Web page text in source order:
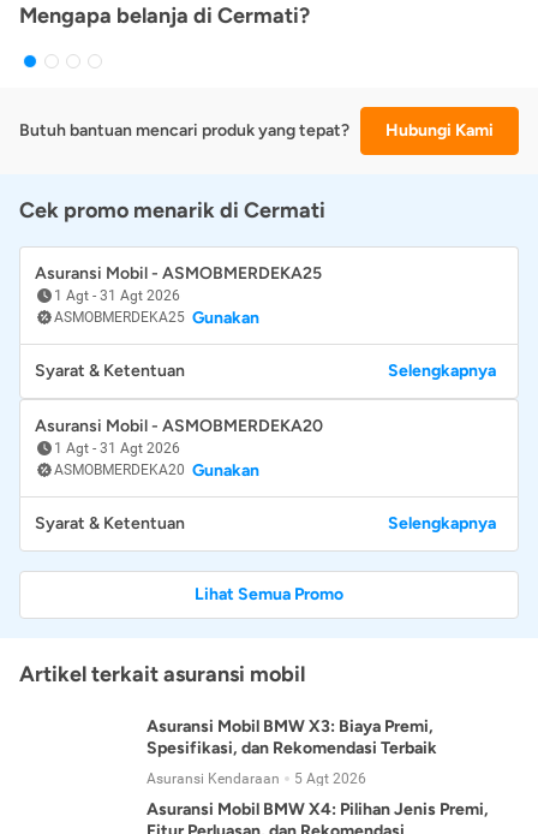
Mengapa belanja di Cermati?
Butuh bantuan mencari produk yang tepat? Hubungi Kami
Cek promo menarik di Cermati
Asuransi Mobil - ASMOBMERDEKA25
1 Agt - 31 Agt 2026
ASMOBMERDEKA25 Gunakan
Syarat & Ketentuan Selengkapnya
Asuransi Mobil - ASMOBMERDEKA20
1 Agt - 31 Agt 2026
ASMOBMERDEKA20 Gunakan
Syarat & Ketentuan Selengkapnya
Lihat Semua Promo
Artikel terkait asuransi mobil
Asuransi Mobil BMW X3: Biaya Premi,
Spesifikasi, dan Rekomendasi Terbaik
Asuransi Kendaraan 5 Agt 2026
Asuransi Mobil BMW X4: Pilihan Jenis Premi,